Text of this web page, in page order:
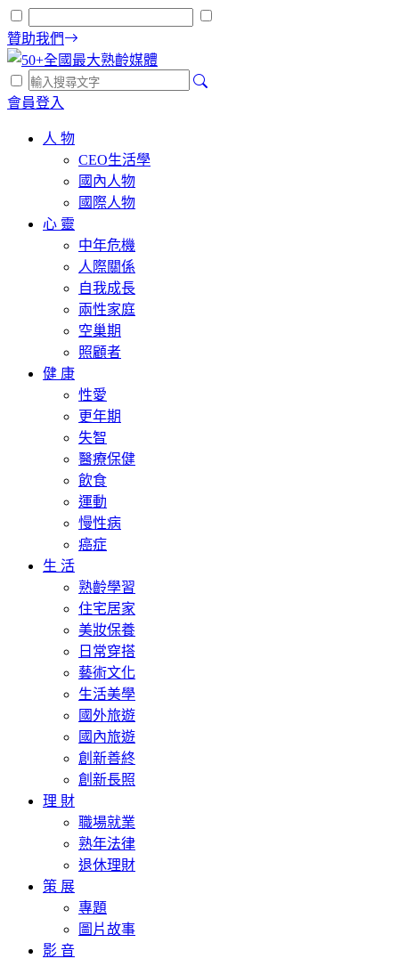
贊助我們
會員登入
人 物
CEO生活學
國內人物
國際人物
心 靈
中年危機
人際關係
自我成長
兩性家庭
空巢期
照顧者
健 康
性愛
更年期
失智
醫療保健
飲食
運動
慢性病
癌症
生 活
熟齡學習
住宅居家
美妝保養
日常穿搭
藝術文化
生活美學
國外旅遊
國內旅遊
創新善終
創新長照
理 財
職場就業
熟年法律
退休理財
策 展
專題
圖片故事
影 音